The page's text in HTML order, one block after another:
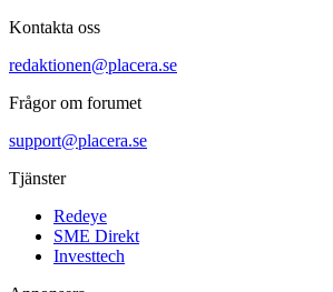
Kontakta oss
redaktionen@placera.se
Frågor om forumet
support@placera.se
Tjänster
Redeye
SME Direkt
Investtech